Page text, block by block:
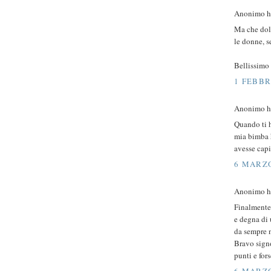
Anonimo
Ma che
le donne,
Bellissimo
1
Anonimo
Quando ti
mia
avesse
6
Anonimo
e degna di
da
Bravo
punti e